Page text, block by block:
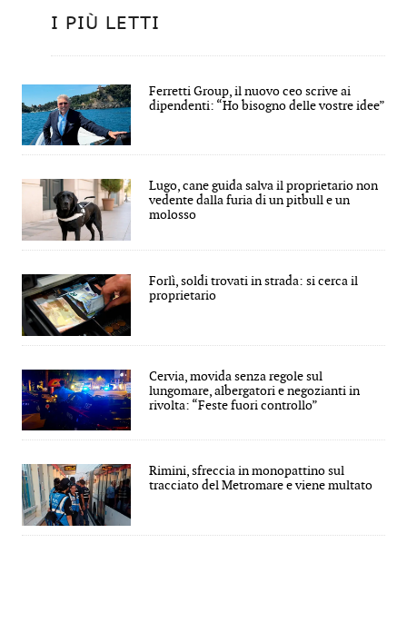
I PIÙ LETTI
Ferretti Group, il nuovo ceo scrive ai
dipendenti: “Ho bisogno delle vostre idee”
Lugo, cane guida salva il proprietario non
vedente dalla furia di un pitbull e un
molosso
Forlì, soldi trovati in strada: si cerca il
proprietario
Cervia, movida senza regole sul
lungomare, albergatori e negozianti in
rivolta: “Feste fuori controllo”
Rimini, sfreccia in monopattino sul
tracciato del Metromare e viene multato